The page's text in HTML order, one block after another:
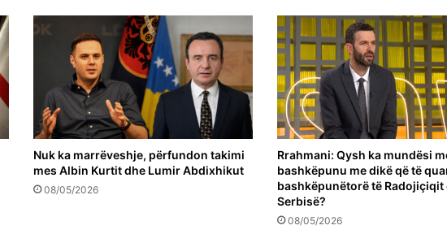
Nuk ka marrëveshje, përfundon takimi
mes Albin Kurtit dhe Lumir Abdixhikut
08/05/2026
Rrahmani: Qysh ka mundësi
bashkëpunu me dikë që të
bashkëpunëtorë të Radojiçiqit
Serbisë?
08/05/2026